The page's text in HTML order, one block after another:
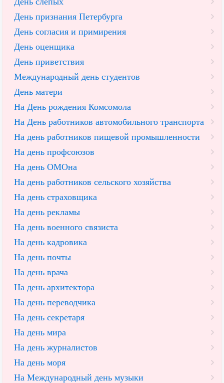
День признания Петербурга
День согласия и примирения
День оценщика
День приветствия
Международный день студентов
День матери
На День рождения Комсомола
На День работников автомобильного транспорта
На день работников пищевой промышленности
На день профсоюзов
На день ОМОна
На день работников сельского хозяйства
На день страховщика
На день рекламы
На день военного связиста
На день кадровика
На день почты
На день врача
На день архитектора
На день переводчика
На день секретаря
На день мира
На день журналистов
На день моря
На Международный день музыки